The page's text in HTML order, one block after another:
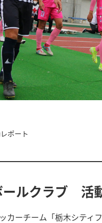
ールクラブ 活
ーチーム「栃木シティ
ポート